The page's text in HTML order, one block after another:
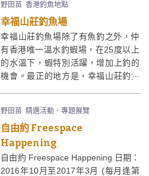
野田苗 香港釣魚地點
幸福山莊釣魚場
幸福山莊釣魚場除了有魚釣之外，仲
有香港唯一溫水釣蝦場，在25度以上
的水溫下，蝦特別活躍，增加上釣的
機會。最正的地方是，幸福山莊釣魚
野田苗 精選活動．專題展覽
自由約 Freespace
Happening
自由約 Freespace Happening 日期：
2016年10月至2017年3月 (每月逢第